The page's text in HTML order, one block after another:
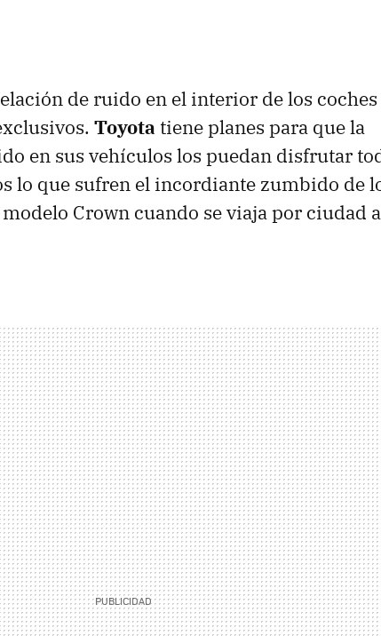
de ruido en el interior de los
Toyota tiene planes para que la
en sus vehículos los puedan disfrutar
lo que sufren el incordiante zumbido de
Crown cuando se viaja por ciudad